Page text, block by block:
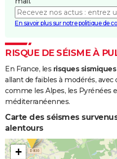
En savoir plus sur notre politique de
RISQUE DE SÉISME À
En France, les risques sismiques
allant de faibles à modérés,
comme les Alpes, les Pyrénées
méditerranéennes.
Carte des séismes
alentours
+